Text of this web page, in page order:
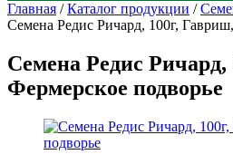
Главная /Каталог продукции /
Семена Редис Ричард, 100г,
Семена Редис Ричард,
Фермерское подворье